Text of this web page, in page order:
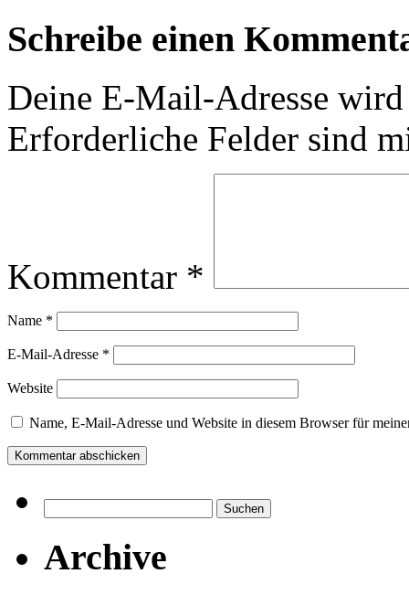
Schreibe einen
Deine E-Mail-Adresse
Erforderliche Felder sind
Kommentar *
Name *
E-Mail-Adresse *
Website
Name, E-Mail-Adresse und Website in diesem Browser für
nach:
Archive